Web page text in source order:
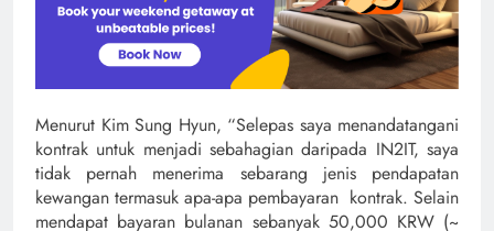
Menurut Kim Sung Hyun, “Selepas saya menandatangani
kontrak untuk menjadi sebahagian daripada IN2IT, saya
tidak pernah menerima sebarang jenis pendapatan
kewangan termasuk apa-apa pembayaran kontrak. Selain
mendapat bayaran bulanan sebanyak 50,000 KRW (~